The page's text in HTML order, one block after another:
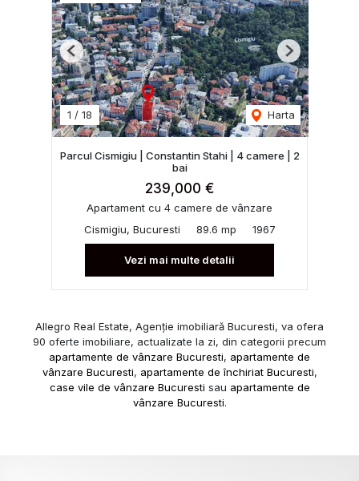
1 / 18 Harta
Previous Next
Parcul Cismigiu | Constantin Stahi | 4 camere | 2
bai
239,000 €
Apartament cu 4 camere de vânzare
Cismigiu, Bucuresti
89.6 mp 1967
Vezi mai multe detalii
Allegro Real Estate, Agenție imobiliară Bucuresti, va ofera
90 oferte imobiliare, actualizate la zi, din categorii precum
apartamente de vânzare Bucuresti, apartamente de
vânzare Bucuresti, apartamente de închiriat Bucuresti,
case vile de vânzare Bucuresti sau apartamente de
vânzare Bucuresti.